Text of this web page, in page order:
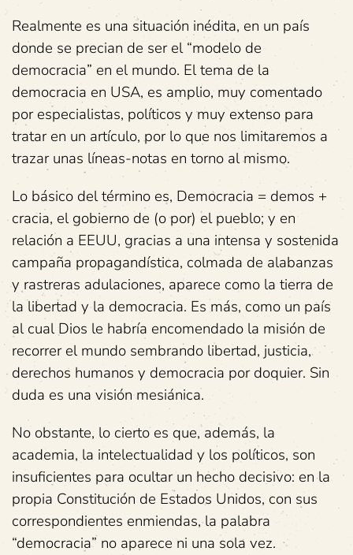
Realmente es una situación inédita, en un país
donde se precian de ser el “modelo de
democracia” en el mundo. El tema de la
democracia en USA, es amplio, muy comentado
por especialistas, políticos y muy extenso para
tratar en un artículo, por lo que nos limitaremos a
trazar unas líneas-notas en torno al mismo.
Lo básico del término es, Democracia = demos +
cracia, el gobierno de (o por) el pueblo; y en
relación a EEUU, gracias a una intensa y sostenida
campaña propagandística, colmada de alabanzas
y rastreras adulaciones, aparece como la tierra de
la libertad y la democracia. Es más, como un país
al cual Dios le habría encomendado la misión de
recorrer el mundo sembrando libertad, justicia,
derechos humanos y democracia por doquier. Sin
duda es una visión mesiánica.
No obstante, lo cierto es que, además, la
academia, la intelectualidad y los políticos, son
insuficientes para ocultar un hecho decisivo: en la
propia Constitución de Estados Unidos, con sus
correspondientes enmiendas, la palabra
“democracia” no aparece ni una sola vez.